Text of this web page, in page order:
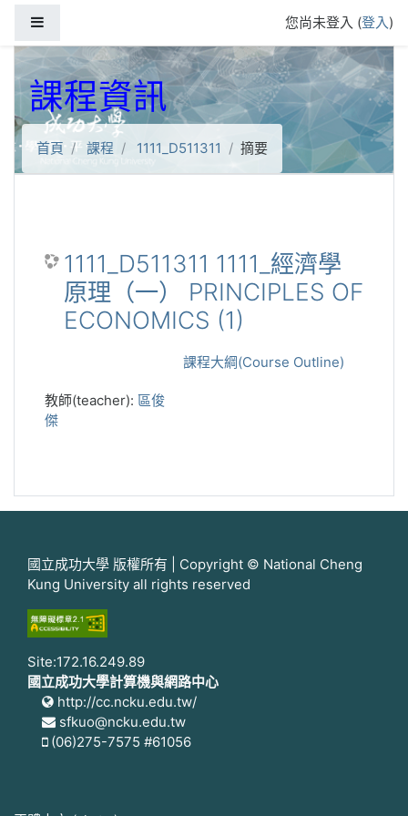
您尚未登入 (登入)
課程資訊
首頁 課程 1111_D511311 摘要
1111_D511311 1111_經濟學
原理（一） PRINCIPLES OF
ECONOMICS (1)
課程大綱(Course Outline)
教師(teacher): 區俊
傑
國立成功大學 版權所有 | Copyright © National Cheng
Kung University all rights reserved
Site:172.16.249.89
國立成功大學計算機與網路中心
http://cc.ncku.edu.tw/
sfkuo@ncku.edu.tw
(06)275-7575 #61056